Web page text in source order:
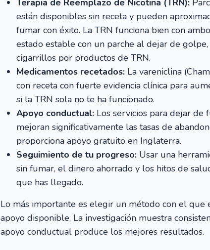
Terapia de Reemplazo de Nicotina (TRN):
están disponibles sin receta y pueden
fumar con éxito. La TRN funciona bien con
estado estable con un parche al dejar de
cigarrillos por productos de TRN.
Medicamentos recetados: La vareniclina
con receta con fuerte evidencia clínica para
si la TRN sola no te ha funcionado.
Apoyo conductual: Los servicios para dejar de
mejoran significativamente las tasas de
proporciona apoyo gratuito en Inglaterra.
Seguimiento de tu progreso: Usar una
sin fumar, el dinero ahorrado y los hitos de
que has llegado.
Lo más importante es elegir un método con el
apoyo disponible. La investigación muestra
apoyo conductual produce los mejores resultados.